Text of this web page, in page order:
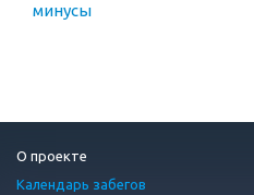
минусы
О проекте
Календарь забегов